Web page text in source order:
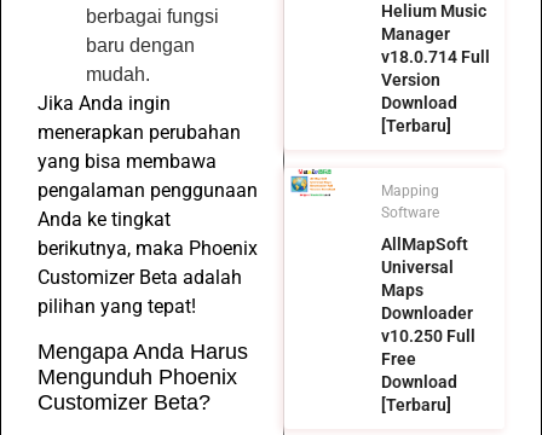
berbagai fungsi
baru dengan
mudah.
Jika Anda ingin
menerapkan perubahan
yang bisa membawa
pengalaman penggunaan
Anda ke tingkat
berikutnya, maka Phoenix
Customizer Beta adalah
pilihan yang tepat!
Mengapa Anda Harus
Mengunduh Phoenix
Customizer Beta?
Helium Music
Manager
v18.0.714 Full
Version
Download
[Terbaru]
Mapping
Software
AllMapSoft
Universal
Maps
Downloader
v10.250 Full
Free
Download
[Terbaru]